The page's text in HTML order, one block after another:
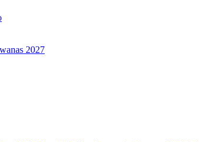
2027